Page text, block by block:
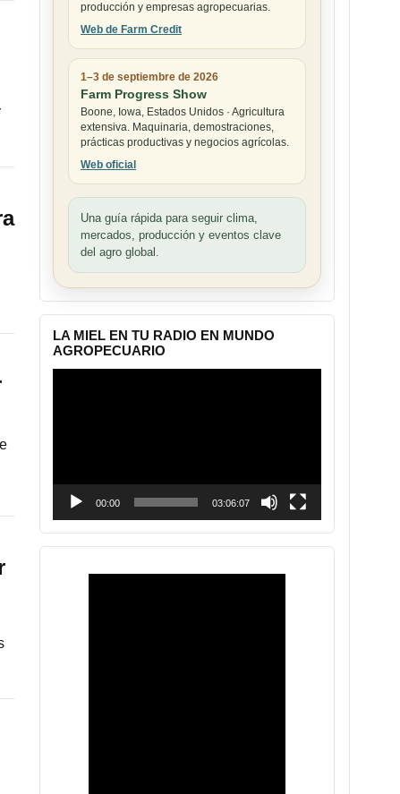
producción y empresas agropecuarias.
Web de Farm Credit
1–3 de septiembre de 2026
Farm Progress Show
Boone, Iowa, Estados Unidos · Agricultura
extensiva. Maquinaria, demostraciones,
prácticas productivas y negocios agrícolas.
Web oficial
Una guía rápida para seguir clima,
mercados, producción y eventos clave
del agro global.
LA MIEL EN TU RADIO EN MUNDO
AGROPECUARIO
00:00 03:06:07